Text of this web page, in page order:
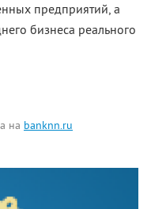
предприятий, а
бизнеса реального
на banknn.ru